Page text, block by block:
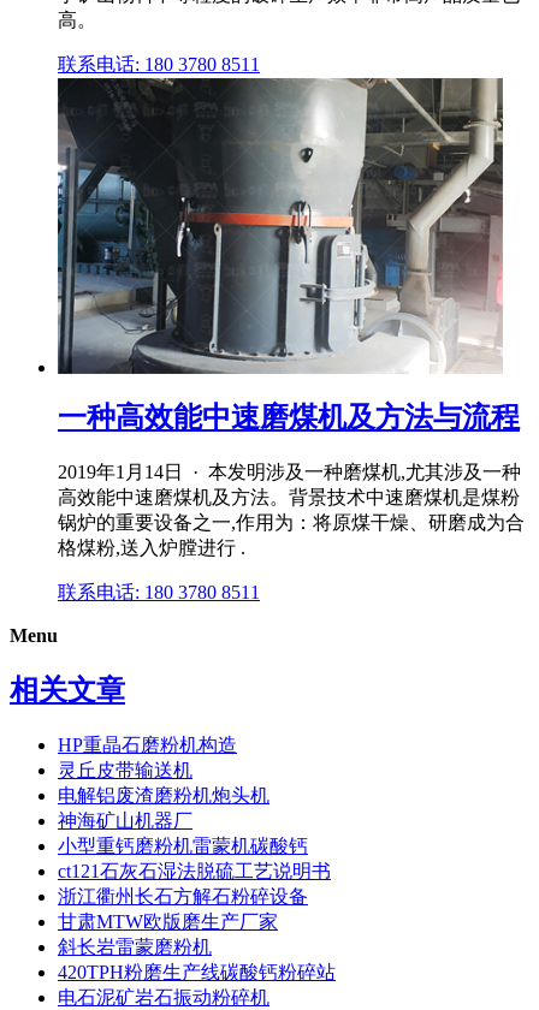
高。
联系电话: 180 3780 8511
一种高效能中速磨煤机及方法与流程
2019年1月14日 · 本发明涉及一种磨煤机,尤其涉及一种
高效能中速磨煤机及方法。背景技术中速磨煤机是煤粉
锅炉的重要设备之一,作用为：将原煤干燥、研磨成为合
格煤粉,送入炉膛进行 .
联系电话: 180 3780 8511
Menu
相关文章
HP重晶石磨粉机构造
灵丘皮带输送机
电解铝废渣磨粉机炮头机
神海矿山机器厂
小型重钙磨粉机雷蒙机碳酸钙
ct121石灰石湿法脱硫工艺说明书
浙江衢州长石方解石粉碎设备
甘肃MTW欧版磨生产厂家
斜长岩雷蒙磨粉机
420TPH粉磨生产线碳酸钙粉碎站
电石泥矿岩石振动粉碎机